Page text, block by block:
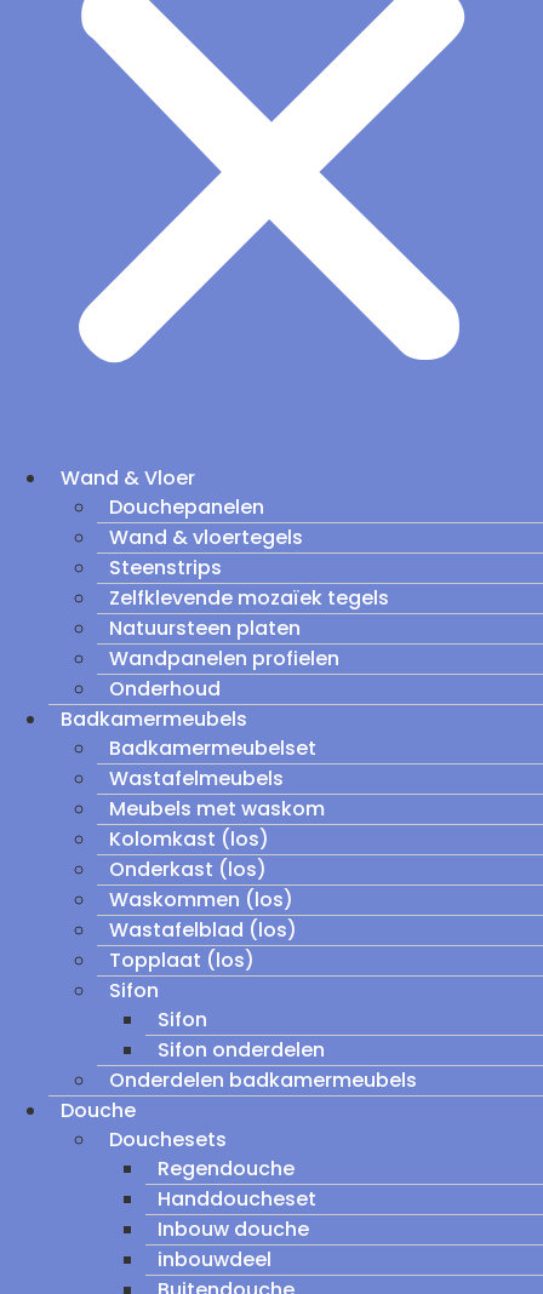
Wand & Vloer
Douchepanelen
Wand & vloertegels
Steenstrips
Zelfklevende mozaïek tegels
Natuursteen platen
Wandpanelen profielen
Onderhoud
Badkamermeubels
Badkamermeubelset
Wastafelmeubels
Meubels met waskom
Kolomkast (los)
Onderkast (los)
Waskommen (los)
Wastafelblad (los)
Topplaat (los)
Sifon
Sifon
Sifon onderdelen
Onderdelen badkamermeubels
Douche
Douchesets
Regendouche
Handdoucheset
Inbouw douche
inbouwdeel